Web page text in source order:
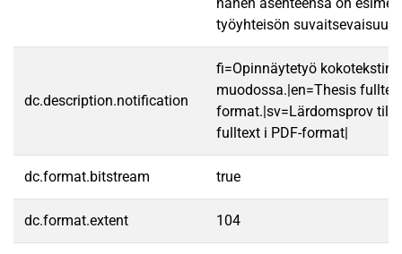
työyhteisön
dc.description.notification
fi=Opinnäytetyö kokotekstinä
muodossa.|en=Thesis
format.|sv=Lärdomsprov
fulltext i PDF-format|
dc.format.bitstream true
dc.format.extent 104